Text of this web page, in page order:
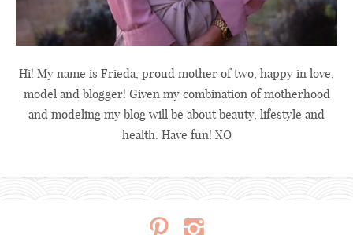
Hi! My name is Frieda, proud mother of two, happy in love,
model and blogger! Given my combination of motherhood
and modeling my blog will be about beauty, lifestyle and
health. Have fun! XO